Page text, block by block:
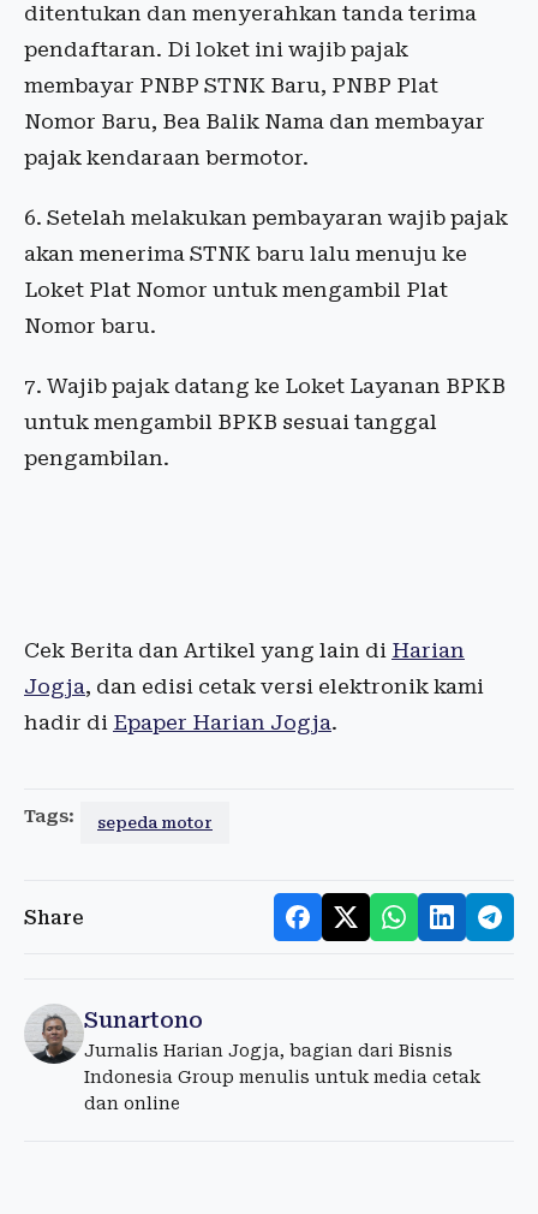
ditentukan dan menyerahkan tanda terima
pendaftaran. Di loket ini wajib pajak
membayar PNBP STNK Baru, PNBP Plat
Nomor Baru, Bea Balik Nama dan membayar
pajak kendaraan bermotor.
6. Setelah melakukan pembayaran wajib pajak
akan menerima STNK baru lalu menuju ke
Loket Plat Nomor untuk mengambil Plat
Nomor baru.
7. Wajib pajak datang ke Loket Layanan BPKB
untuk mengambil BPKB sesuai tanggal
pengambilan.
Cek Berita dan Artikel yang lain di Harian
Jogja, dan edisi cetak versi elektronik kami
hadir di Epaper Harian Jogja.
Tags: sepeda motor
Share
Sunartono
Jurnalis Harian Jogja, bagian dari Bisnis
Indonesia Group menulis untuk media cetak
dan online